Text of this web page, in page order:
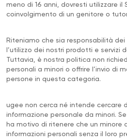
meno di 16 anni, dovresti utilizzare il
coinvolgimento di un genitore o
Riteniamo che sia responsabilità
l’utilizzo dei nostri prodotti e servizi
Tuttavia, è nostra politica non
personali a minori o offrire l’invio di
persone in questa categoria.
ugee non cerca né intende cercare
informazione personale da minori.
ha motivo di ritenere che un minore
informazioni personali senza il loro